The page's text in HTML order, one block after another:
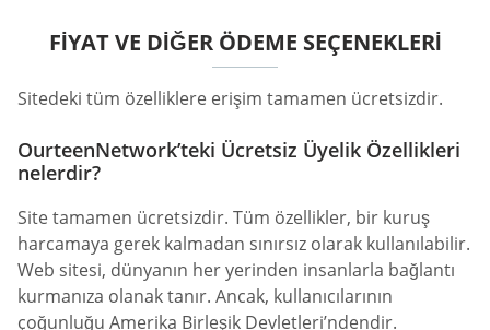
FIYAT VE DIĞER ÖDEME SEÇENEKLERI
Sitedeki tüm özelliklere erişim tamamen ücretsizdir.
OurteenNetwork’teki Ücretsiz Üyelik Özellikleri
nelerdir?
Site tamamen ücretsizdir. Tüm özellikler, bir kuruş
harcamaya gerek kalmadan sınırsız olarak kullanılabilir.
Web sitesi, dünyanın her yerinden insanlarla bağlantı
kurmanıza olanak tanır. Ancak, kullanıcılarının
çoğunluğu Amerika Birleşik Devletleri’ndendir.